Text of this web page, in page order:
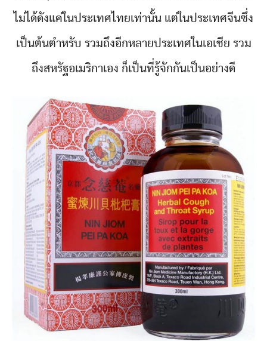
ไม่ได้ดังแค่ในประเทศไทยเท่านั้น แต่ในประเทศจีนซึ่ง
เป็นต้นตำหรับ รวมถึงอีกหลายประเทศในเอเชีย รวม
ถึงสหรัฐอเมริกาเอง ก็เป็นที่รู้จักกันเป็นอย่างดี